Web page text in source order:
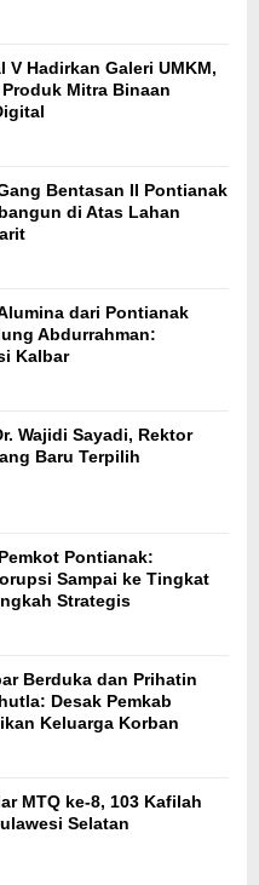
V Hadirkan Galeri UMKM,
Mitra Binaan
Bentasan II Pontianak
di Atas Lahan
dari Pontianak
Abdurrahman:
Kalbar
Wajidi Sayadi, Rektor
Baru Terpilih
Pontianak:
Sampai ke Tingkat
Strategis
Berduka dan Prihatin
Desak Pemkab
Keluarga Korban
MTQ ke-8, 103 Kafilah
Selatan